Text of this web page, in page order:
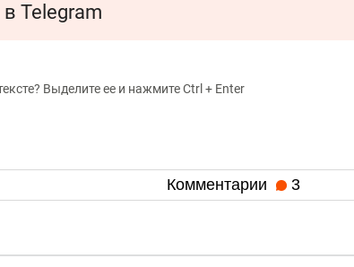
в Telegram
Выделите ее и нажмите Ctrl + Enter
Комментарии 3